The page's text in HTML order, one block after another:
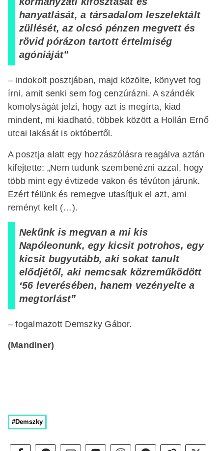
hanyatlását, a társadalom leszelektált
züllését, az olcsó pénzen megvett és
rövid pórázon tartott értelmiség
agóniáját”
– indokolt posztjában, majd közölte, könyvet fog
írni, amit senki sem fog cenzúrázni. A szándék
komolyságát jelzi, hogy azt is megírta, kiad
mindent, mi kiadható, többek között a Hollán Ernő
utcai lakását is októbertől.
A posztja alatt egy hozzászólásra reagálva aztán
kifejtette: „Nem tudunk szembenézni azzal, hogy
több mint egy évtizede vakon és tévúton járunk.
Ezért félünk és remegve utasítjuk el azt, ami
reményt kelt (…).
Nekünk is megvan a mi kis
Napóleonunk, egy kicsit potrohos, egy
kicsit bugyutább, aki sokat tanult
elődjétől, aki nemcsak közreműködött
‘56 leverésében, hanem vezényelte a
megtorlást”
– fogalmazott Demszky Gábor.
(Mandiner)
#Demszky